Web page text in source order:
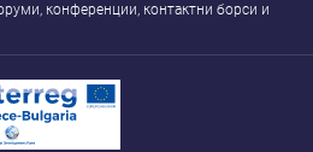
конференции, контактни борси и